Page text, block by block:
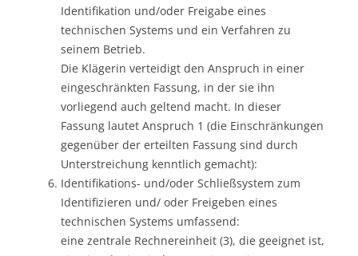
Identifikation und/oder Freigabe eines
technischen Systems und ein Verfahren zu
seinem Betrieb.
Die Klägerin verteidigt den Anspruch in einer
eingeschränkten Fassung, in der sie ihn
vorliegend auch geltend macht. In dieser
Fassung lautet Anspruch 1 (die Einschränkungen
gegenüber der erteilten Fassung sind durch
Unterstreichung kenntlich gemacht):
Identifikations- und/oder Schließsystem zum
Identifizieren und/ oder Freigeben eines
technischen Systems umfassend:
eine zentrale Rechnereinheit (3), die geeignet ist,